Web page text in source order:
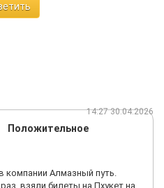
14:27 30.04.2026
Положительное
компании Алмазный путь.
взяли билеты на Пхукет на